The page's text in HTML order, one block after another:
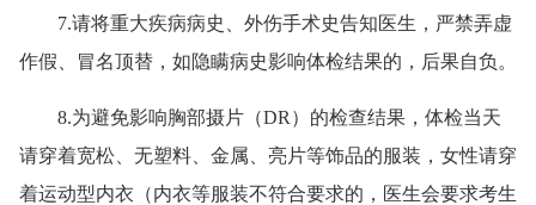
7.请将重大疾病病史、外伤手术史告知医生，严禁弄虚
作假、冒名顶替，如隐瞒病史影响体检结果的，后果自负。
8.为避免影响胸部摄片（DR）的检查结果，体检当天
请穿着宽松、无塑料、金属、亮片等饰品的服装，女性请穿
着运动型内衣（内衣等服装不符合要求的，医生会要求考生